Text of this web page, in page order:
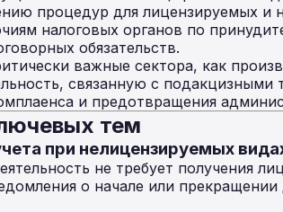
процедур для лицензируемых и
налоговых органов по
обязательств.
важные сектора, как
связанную с подакцизными
и предотвращения
тем
при нелицензируемых
не требует получения
о начале или